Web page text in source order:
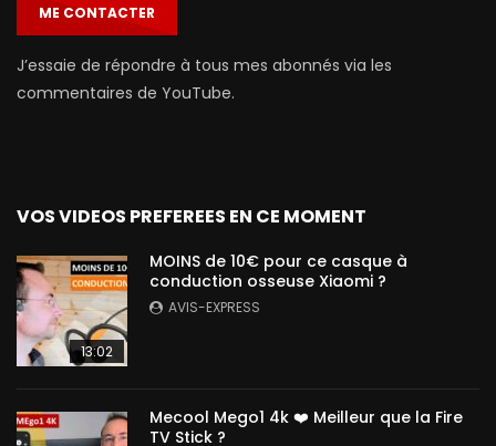
ME CONTACTER
J’essaie de répondre à tous mes abonnés via les
commentaires de YouTube.
VOS VIDEOS PREFEREES EN CE MOMENT
13:02
MOINS de 10€ pour ce casque à
conduction osseuse Xiaomi ?
AVIS-EXPRESS
Mecool Mego1 4k ❤️ Meilleur que la Fire
TV Stick ?